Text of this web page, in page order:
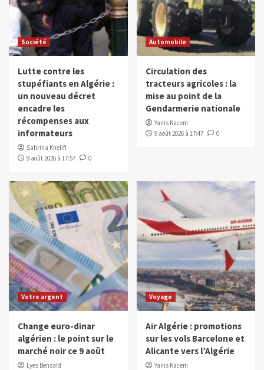
Société
Lutte contre les
stupéfiants en Algérie :
un nouveau décret
encadre les
récompenses aux
informateurs
Sabrina Khelifi
9 août 2026 à 17:57
0
Automobile
Circulation des
tracteurs agricoles : la
mise au point de la
Gendarmerie nationale
Yanis Kacem
9 août 2026 à 17:47
0
Votre argent
Change euro-dinar
algérien : le point sur le
marché noir ce 9 août
Lyes Bensaïd
Voyage
Air Algérie : promotions
sur les vols Barcelone et
Alicante vers l’Algérie
Yanis Kacem